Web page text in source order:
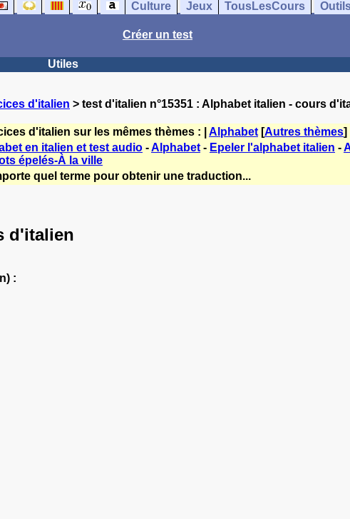
Culture Jeux TousLesCours
Créer un test
Utiles
d'italien > test d'italien n°15351 : Alphabet italien - cours
d'italien sur les mêmes thèmes : | Alphabet [Autres thèmes]
en italien et test audio -Alphabet - Epeler l'alphabet italien -
épelés-À la ville
quel terme pour obtenir une traduction...
d'italien
: